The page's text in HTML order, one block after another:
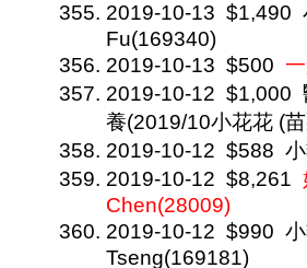
2019-10-13 $1,490
Fu(169340)
2019-10-13 $500
2019-10-12 $1,000
養(2019/10小花花 (
2019-10-12 $588
2019-10-12 $8,261
Chen(28009)
2019-10-12 $990
Tseng(169181)